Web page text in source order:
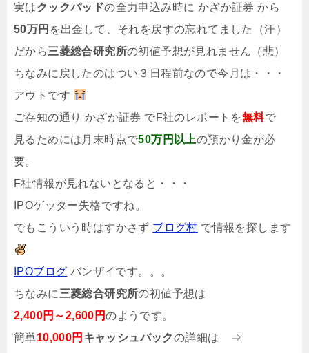
実はクックパッドの全力申込み時に かざか証券 から
50万円 を出金して、それを戻すの忘れてました（汗）
だから三菱総合研究所の初値予想が見れません（悲）
ちなみに戻したのはつい３日程前なので今月は・・・
アウトです
ご存知の通り かざか証券 でF社のレポートを無料で
見るためには月末時点で50万円以上の預かり金が必
要。
F社情報が見れないとなると・・・
IPOゲッター失格ですね。
でもこういう時はすかさず ブログ村 で情報を探します
IPOブログ バンザイです。。。
ちなみに 三菱総合研究所の初値予想は
2,400円～2,600円のようです。
簡単10,000円 キャッシュバックの詳細は ⇒